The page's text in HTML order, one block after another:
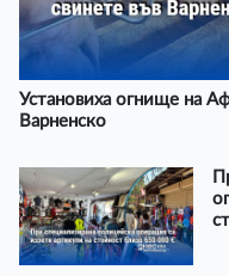
Установиха огнище на
Варненско